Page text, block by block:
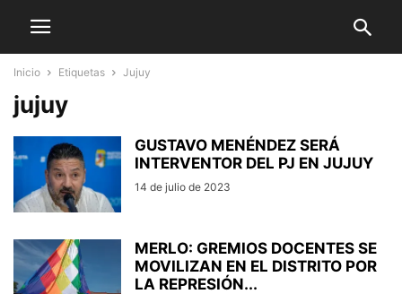
Inicio Etiquetas Jujuy
jujuy
GUSTAVO MENÉNDEZ SERÁ
INTERVENTOR DEL PJ EN JUJUY
14 de julio de 2023
MERLO: GREMIOS DOCENTES SE
MOVILIZAN EN EL DISTRITO POR
LA REPRESIÓN...